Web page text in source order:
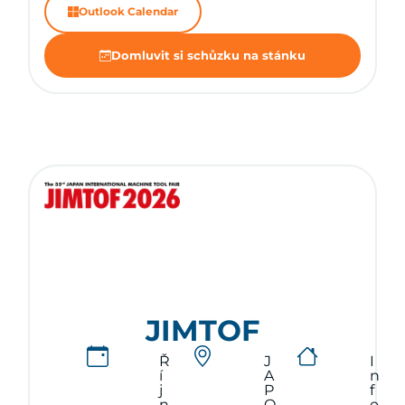
Outlook Calendar
Domluvit si schůzku na stánku
JIMTOF
Ř
í
j
J
A
P
I
n
f